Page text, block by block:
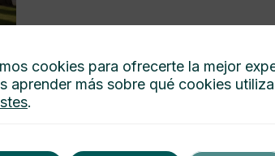
cookies para ofrecerte la mejor
aprender más sobre qué cookies
.